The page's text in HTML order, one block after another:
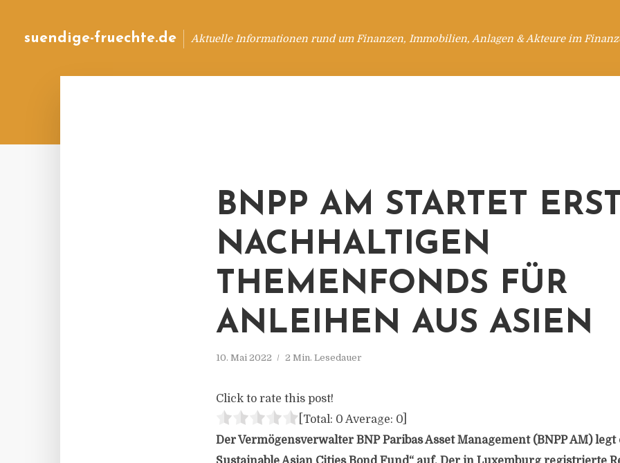
suendige-fruechte.de Aktuelle Informationen rund um Finanzen, Immobilien, Anlagen & Akteure im
BNPP AM STARTET
NACHHALTIGEN
THEMENFONDS FÜR
ANLEIHEN AUS ASIEN
10. Mai 2022 2 Min. Lesedauer
Click to rate this post!
[Total: 0 Average: 0
Der Vermögensverwalter BNP Paribas Asset Management (BNPP AM) legt